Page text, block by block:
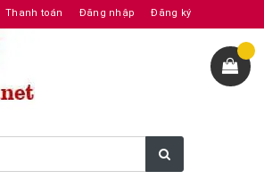
Thanh toán Đăng nhập Đăng ký